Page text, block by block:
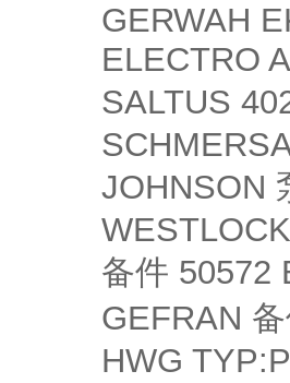
GERWAH
ELECTRO
SALTUS
JOHNSON
备件 50572
GEFRAN
HWG